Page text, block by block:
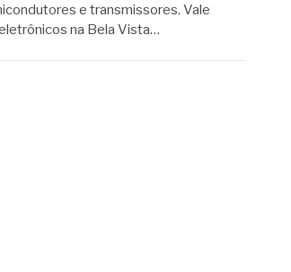
e transmissores. Vale
na Bela Vista…